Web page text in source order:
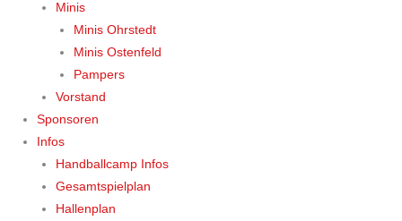
Minis
Minis Ohrstedt
Minis Ostenfeld
Pampers
Vorstand
Sponsoren
Infos
Handballcamp Infos
Gesamtspielplan
Hallenplan